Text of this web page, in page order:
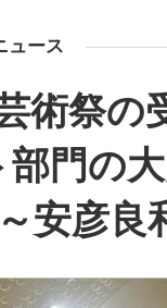
ュース
術祭の
門の
安彦良